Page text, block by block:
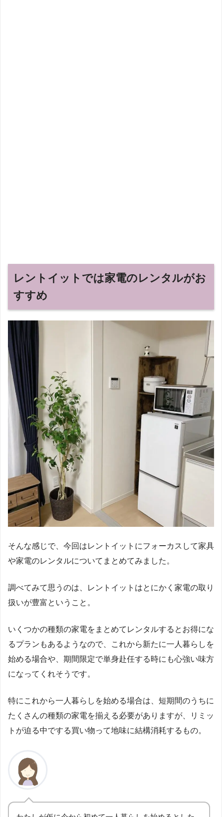
レントイットでは家電のレンタルがお
すすめ
そんな感じで、今回はレントイットにフォーカスして家具
や家電のレンタルについてまとめてみました。
調べてみて思うのは、レントイットはとにかく家電の取り
扱いが豊富ということ。
いくつかの種類の家電をまとめてレンタルするとお得にな
るプランもあるようなので、これから新たに一人暮らしを
始める場合や、期間限定で単身赴任する時にも心強い味方
になってくれそうです。
特にこれから一人暮らしを始める場合は、短期間のうちに
たくさんの種類の家電を揃える必要がありますが、リミッ
トが迫る中でする買い物って地味に結構消耗するもの。